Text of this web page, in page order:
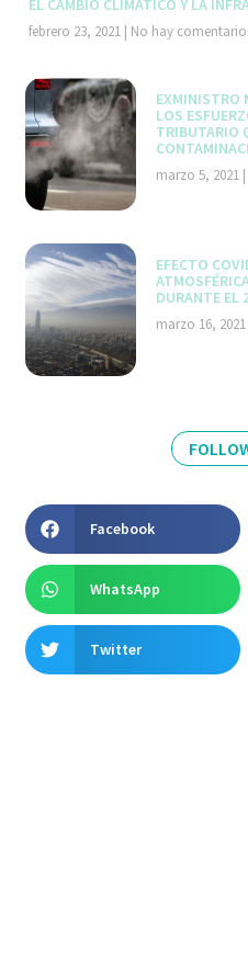
EL CAMBIO CLIMÁTICO Y LA
febrero 23, 2021 No hay
EXMINISTRO
LOS
TRIBUTARIO
marzo 5, 2021
EFECTO
DURANTE EL
marzo 16, 2021
Facebook
WhatsApp
Twitter